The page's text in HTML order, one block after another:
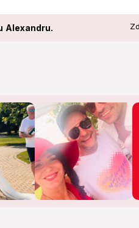
Alexandru.